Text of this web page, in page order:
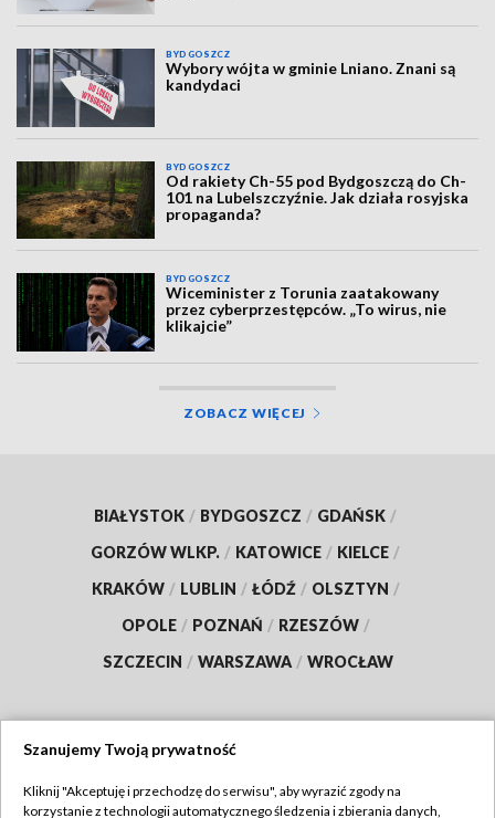
BYDGOSZCZ
Wybory wójta w gminie Lniano. Znani są
kandydaci
BYDGOSZCZ
Od rakiety Ch-55 pod Bydgoszczą do Ch-
101 na Lubelszczyźnie. Jak działa rosyjska
propaganda?
BYDGOSZCZ
Wiceminister z Torunia zaatakowany
przez cyberprzestępców. „To wirus, nie
klikajcie”
ZOBACZ WIĘCEJ
BIAŁYSTOK / BYDGOSZCZ / GDAŃSK /
GORZÓW WLKP. / KATOWICE / KIELCE /
KRAKÓW / LUBLIN / ŁÓDŹ / OLSZTYN /
OPOLE / POZNAŃ / RZESZÓW /
SZCZECIN / WARSZAWA / WROCŁAW
Szanujemy Twoją prywatność
Kliknij "Akceptuję i przechodzę do serwisu", aby wyrazić zgody na
korzystanie z technologii automatycznego śledzenia i zbierania danych,